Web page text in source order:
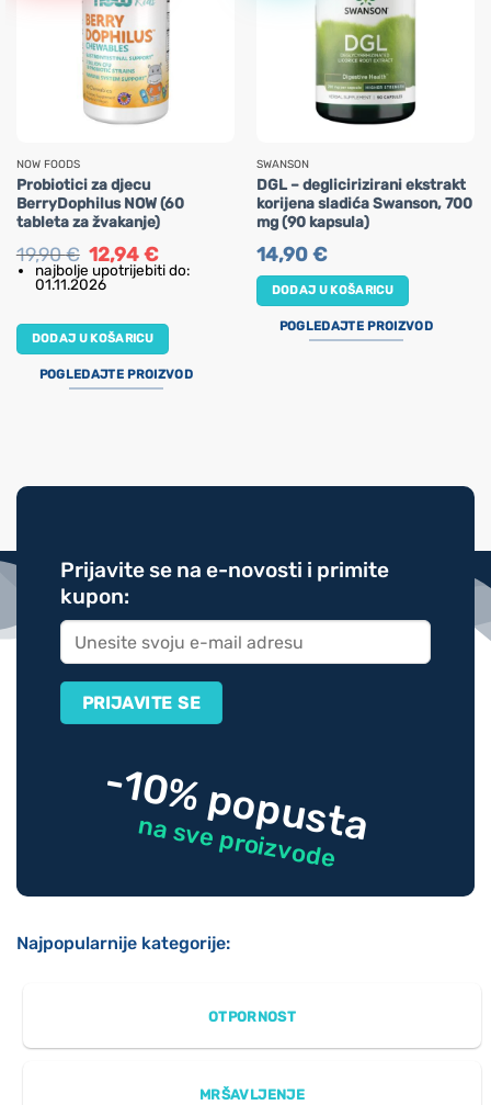
NOW FOODS
Probiotici za djecu
BerryDophilus NOW (60
tableta za žvakanje)
19,90€ Izvorna
cijena
bila
je:
12,94€Trenutna
cijena
je:
najbolje upotrijebiti do:
01.11.2026
DODAJ U KOŠARICU
POGLEDAJTE PROIZVOD
SWANSON
DGL – deglicirizirani ekstrakt
korijena sladića Swanson, 700
mg (90 kapsula)
14,90€
DODAJ U KOŠARICU
POGLEDAJTE PROIZVOD
Prijavite se na e-novosti i primite
kupon:
-10% popusta
na sve proizvode
Najpopularnije kategorije:
OTPORNOST
MRŠAVLJENJE